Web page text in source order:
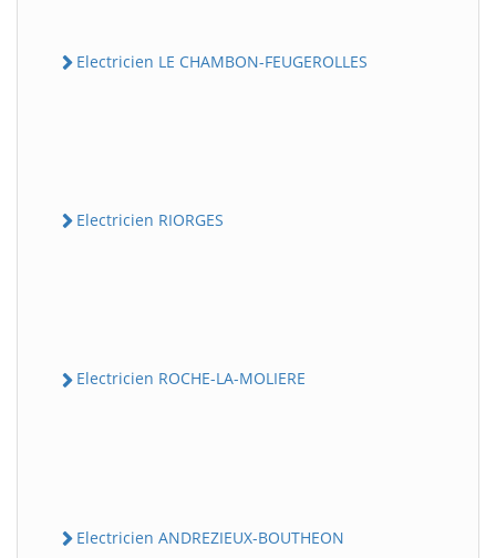
Electricien LE CHAMBON-FEUGEROLLES
Electricien RIORGES
Electricien ROCHE-LA-MOLIERE
Electricien ANDREZIEUX-BOUTHEON